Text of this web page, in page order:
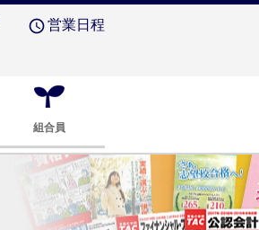
access_time営業日程
組合員